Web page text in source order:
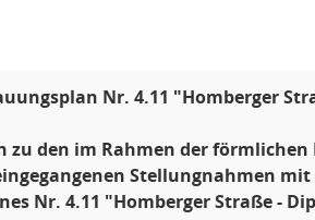
Nr. 4.11 "Homberger
zu den im Rahmen der
Stellungnahmen
Nr. 4.11 "Homberger Straße -